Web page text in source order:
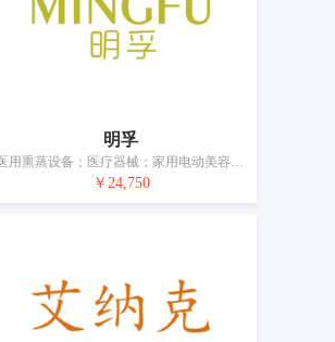
明孚
医用熏蒸设备；医疗器械；家用电动美容按摩器械；振动按摩器；牙科设备和仪器；美容用激光器；外科用激光器；超声波面部美容治疗仪；口罩；奶瓶
￥24,750